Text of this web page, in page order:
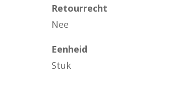
Retourrecht
Nee
Eenheid
Stuk